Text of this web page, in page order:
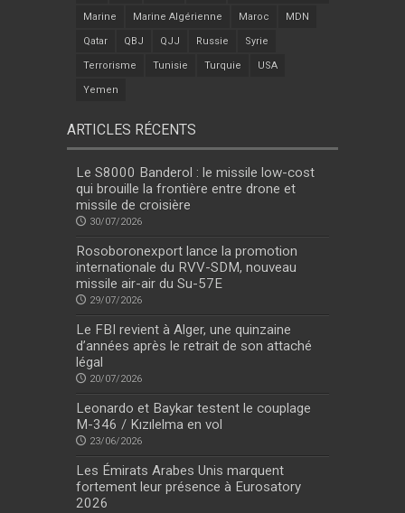
Marine Marine Algérienne Maroc MDN
Qatar QBJ QJJ Russie Syrie
Terrorisme Tunisie Turquie USA
Yemen
ARTICLES RÉCENTS
Le S8000 Banderol : le missile low-cost
qui brouille la frontière entre drone et
missile de croisière
30/07/2026
Rosoboronexport lance la promotion
internationale du RVV-SDM, nouveau
missile air-air du Su-57E
29/07/2026
Le FBI revient à Alger, une quinzaine
d’années après le retrait de son attaché
légal
20/07/2026
Leonardo et Baykar testent le couplage
M-346 / Kızılelma en vol
23/06/2026
Les Émirats Arabes Unis marquent
fortement leur présence à Eurosatory
2026